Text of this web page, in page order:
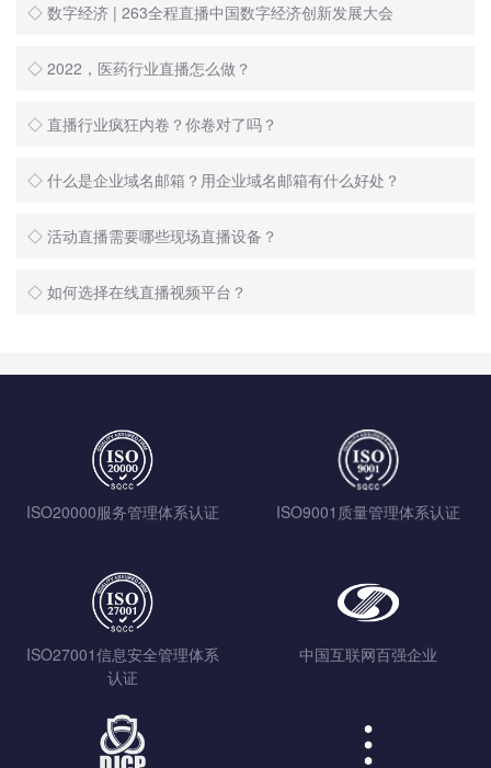
◇ 数字经济 | 263全程直播中国数字经济创新发展大会
◇ 2022，医药行业直播怎么做？
◇ 直播行业疯狂内卷？你卷对了吗？
◇ 什么是企业域名邮箱？用企业域名邮箱有什么好处？
◇ 活动直播需要哪些现场直播设备？
◇ 如何选择在线直播视频平台？
ISO20000服务管理体系认证 ISO9001质量管理体系认证
ISO27001信息安全管理体系
认证
中国互联网百强企业